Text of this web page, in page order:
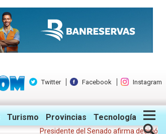
Twitter Facebook Instagram
Turismo Provincias Tecnología
Presidente del Senado afirma decisión